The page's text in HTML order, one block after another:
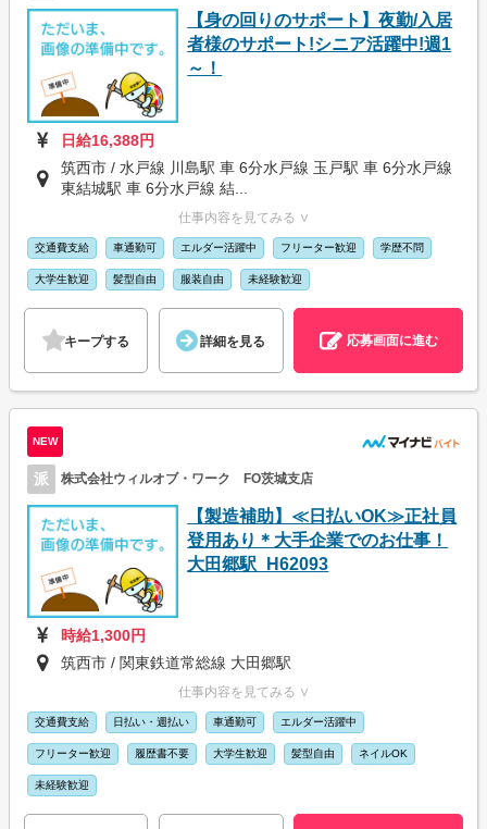
【身の回りのサポート】夜勤/入居
者様のサポート!シニア活躍中!週1
～！
日給16,388円
筑西市 / 水戸線 川島駅 車 6分水戸線 玉戸駅 車 6分水戸線
東結城駅 車 6分水戸線 結...
仕事内容を見てみる ∨
交通費支給 車通勤可 エルダー活躍中 フリーター歓迎 学歴不問
大学生歓迎 髪型自由 服装自由 未経験歓迎
キープする 詳細を見る 応募画面に進む
NEW
派 株式会社ウィルオブ・ワーク FO茨城支店
【製造補助】≪日払いOK≫正社員
登用あり＊大手企業でのお仕事！
大田郷駅_H62093
時給1,300円
筑西市 / 関東鉄道常総線 大田郷駅
仕事内容を見てみる ∨
交通費支給 日払い・週払い 車通勤可 エルダー活躍中
フリーター歓迎 履歴書不要 大学生歓迎 髪型自由 ネイルOK
未経験歓迎